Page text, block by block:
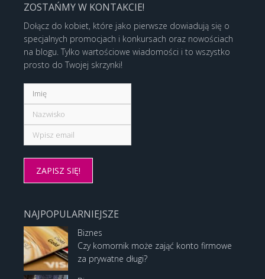
ZOSTAŃMY W KONTAKCIE!
Dołącz do kobiet, które jako pierwsze dowiadują się o
specjalnych promocjach i konkursach oraz nowościach
na blogu. Tylko wartościowe wiadomości i to wszystko
prosto do Twojej skrzynki!
NAJPOPULARNIEJSZE
Biznes
Czy komornik może zająć konto firmowe
za prywatne długi?